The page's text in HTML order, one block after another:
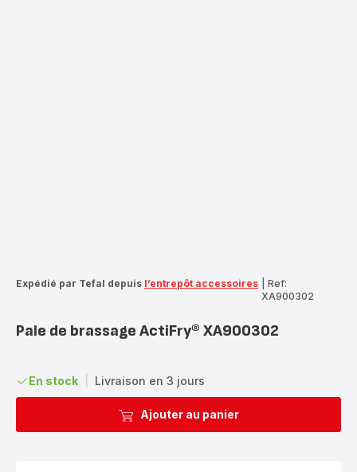
Expédié par Tefal depuis l’entrepôt accessoires
Ref:
XA900302
Pale de brassage ActiFry® XA900302
En stock Livraison en 3 jours
Ajouter au panier